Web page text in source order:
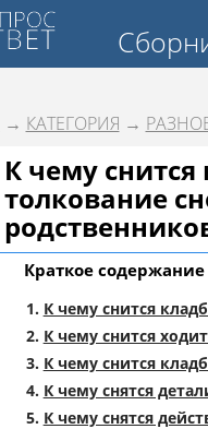
→ КАТЕГОРИЯ →
К чему
толкование
Краткое содержание
К чему снится
К чему снится
К чему снится
К чему снятся
К чему снятся